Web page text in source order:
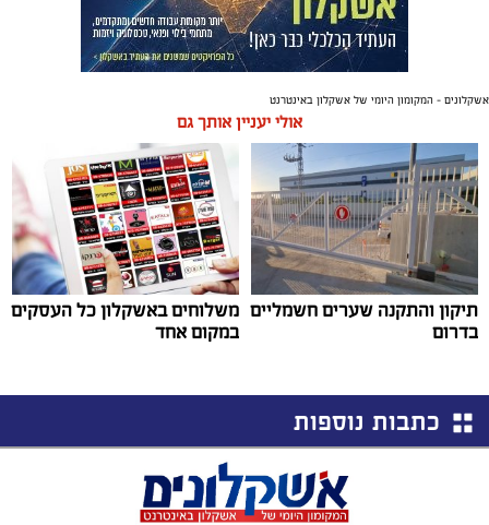
אשקלונים - המקומון היומי של אשקלון באינטרנט
אולי יעניין אותך גם
תיקון והתקנה שערים חשמליים
בדרום
משלוחים באשקלון כל העסקים
במקום אחד
כתבות נוספות